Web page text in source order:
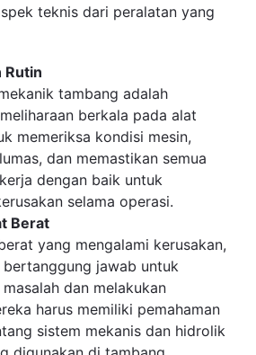
teknis dari peralatan yang
Rutin
tambang adalah
berkala pada alat
memeriksa kondisi mesin,
dan memastikan semua
dengan baik untuk
selama operasi.
Berat
yang mengalami kerusakan,
bertanggung jawab untuk
dan melakukan
harus memiliki pemahaman
sistem mekanis dan hidrolik